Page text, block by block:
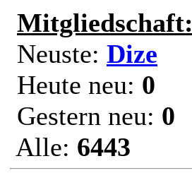
Mitgliedschaft:
Neuste: Dize
Heute neu: 0
Gestern neu: 0
Alle: 6443